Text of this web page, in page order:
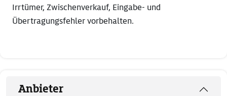
Irrtümer, Zwischenverkauf, Eingabe- und
Übertragungsfehler vorbehalten.
Anbieter